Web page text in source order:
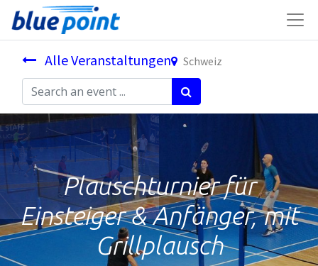
Alle Veranstaltungen Schweiz
Plauschturnier für
Einsteiger & Anfänger, mit
Grillplausch